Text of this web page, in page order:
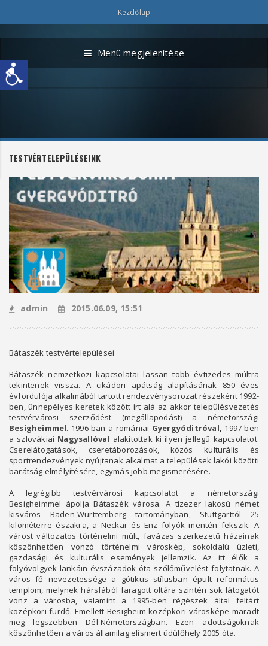
Kezdőlap
Menü megjelenítése
TESTVÉRTELEPÜLÉSEINK
admin 2015.06.09, 15:51
Bátaszék testvértelepülései
Bátaszék nemzetközi kapcsolatai lassan több évtizedes múltra
tekintenek vissza. A cikádori apátság alapításának 850 éves
évfordulója alkalmából tartott rendezvénysorozat részeként 1992-
ben, ünnepélyes keretek között írt alá az akkor településvezetés
testvérvárosi szerződést (megállapodást) a németországi
Besigheimmel. 1996-ban a romániai Gyergyóditróval, 1997-ben
a szlovákiai Nagysallóval alakítottak ki ilyen jellegű kapcsolatot.
Cserelátogatások, cseretáborozások, közös kulturális és
sportrendezvények nyújtanak alkalmat a települések lakói közötti
barátság elmélyítésére, egymás jobb megismerésére.
A legrégibb testvérvárosi kapcsolatot a németországi
Besigheimmel ápolja Bátaszék városa. A tízezer lakosú német
kisváros Baden-Württemberg tartományban, Stuttgarttól 25
kilométerre északra, a Neckar és Enz folyók mentén fekszik. A
várost változatos történelmi múlt, favázas szerkezetű házainak
köszönhetően vonzó történelmi városkép, sokoldalú üzleti,
gazdasági és kulturális események jellemzik. Az itt élők a
folyóvölgyek lankáin évszázadok óta szőlőművelést folytatnak. A
város fő nevezetessége a gótikus stílusban épült református
templom, melynek hársfából faragott oltára szintén sok látogatót
vonz a városba, valamint a 1995-ben régészek által feltárt
középkori fürdő. Emellett Besigheim középkori városképe maradt
meg legszebben Dél-Németországban. Ezen adottságoknak
köszönhetően a város államilag elismert üdülőhely 2005 óta.